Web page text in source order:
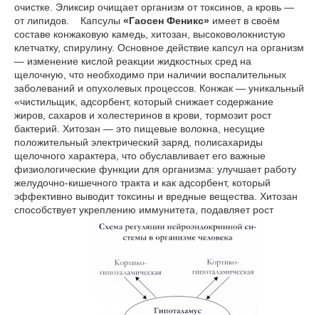
очистке. Эликсир очищает организм от токсинов, а кровь —
от липидов. Капсулы «Гаосен Феникс» имеет в своём
составе конжаковую камедь, хитозан, высоковолокнистую
клетчатку, спирулину. Основное действие капсул на организм
— изменение кислой реакции жидкостных сред на
щелочную, что необходимо при наличии воспалительных
заболеваний и опухолевых процессов. Конжак ― уникальный
«чистильщик, адсорбент, который снижает содержание
жиров, cахаров и холестеринов в крови, тормозит рост
бактерий. Хитозан — это пищевые волокна, несущие
положительный электрический заряд, полисахариды
щелочного характера, что обуславливает его важные
физиологические функции для организма: улучшает работу
желудочно-кишечного тракта и как адсорбент, который
эффективно выводит токсины и вредные вещества. Хитозан
способствует укреплению иммунитета, подавляет рост